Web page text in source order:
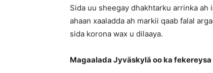
Sida uu sheegay dhakhtarku arrinka ah
ahaan xaaladda ah markii qaab falal
sida korona wax u dilaaya.
Magaalada Jyväskylä oo ka